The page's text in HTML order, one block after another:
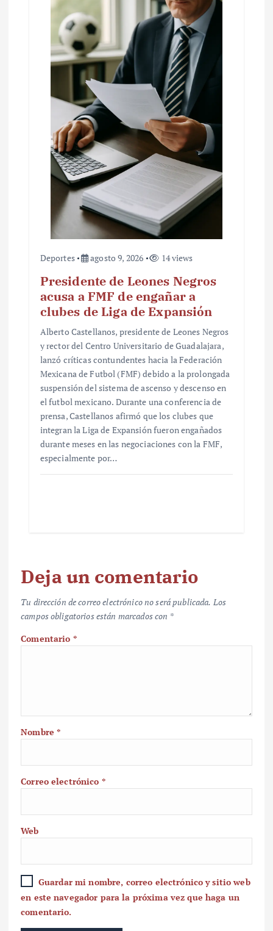
Deportes agosto 9, 2026 14 views
Presidente de Leones Negros
acusa a FMF de engañar a
clubes de Liga de Expansión
Alberto Castellanos, presidente de Leones Negros
y rector del Centro Universitario de Guadalajara,
lanzó críticas contundentes hacia la Federación
Mexicana de Futbol (FMF) debido a la prolongada
suspensión del sistema de ascenso y descenso en
el futbol mexicano. Durante una conferencia de
prensa, Castellanos afirmó que los clubes que
integran la Liga de Expansión fueron engañados
durante meses en las negociaciones con la FMF,
especialmente por…
Deja un comentario
Tu dirección de correo electrónico no será publicada. Los
campos obligatorios están marcados con *
Comentario *
Nombre*
Correo electrónico *
Web
Guardar mi nombre, correo electrónico y sitio web
en este navegador para la próxima vez que haga un
comentario.